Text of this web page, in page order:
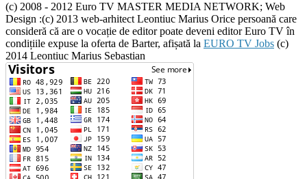
(c) 2008 - 2012 Euro TV MASTER MEDIA NETWORK; Web
Design :(c) 2013 web-arhitect Leontiuc Marius Orice persoană care
consideră că are o vocație de editor poate deveni editor Euro TV în
condițiile expuse la oferta de Barter, afișată la EURO TV Jobs (c)
2014 Leontiuc Marius Sebastian